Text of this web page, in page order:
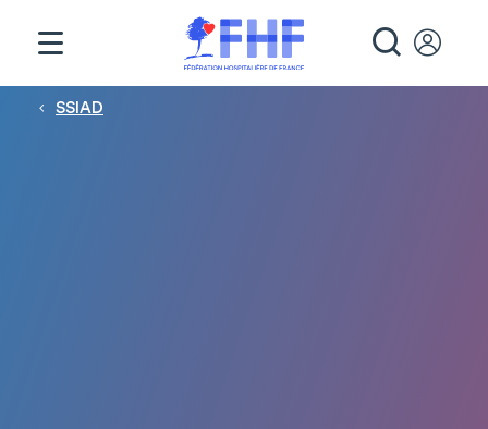
Fil d'Ariane
SSIAD
Panneau de gestion des cookies